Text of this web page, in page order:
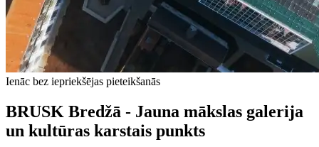
Ienāc bez iepriekšējas pieteikšanās
BRUSK Bredžā - Jauna mākslas galerija
un kultūras karstais punkts